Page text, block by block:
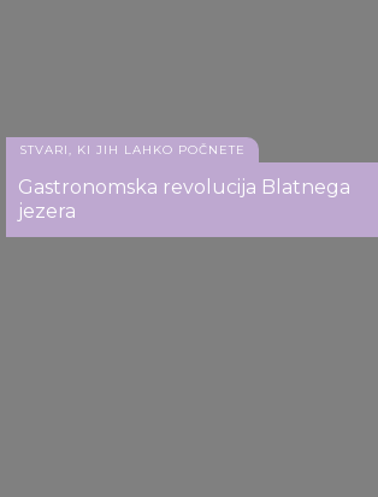
STVARI, KI JIH LAHKO POČNETE
Gastronomska revolucija Blatnega
jezera